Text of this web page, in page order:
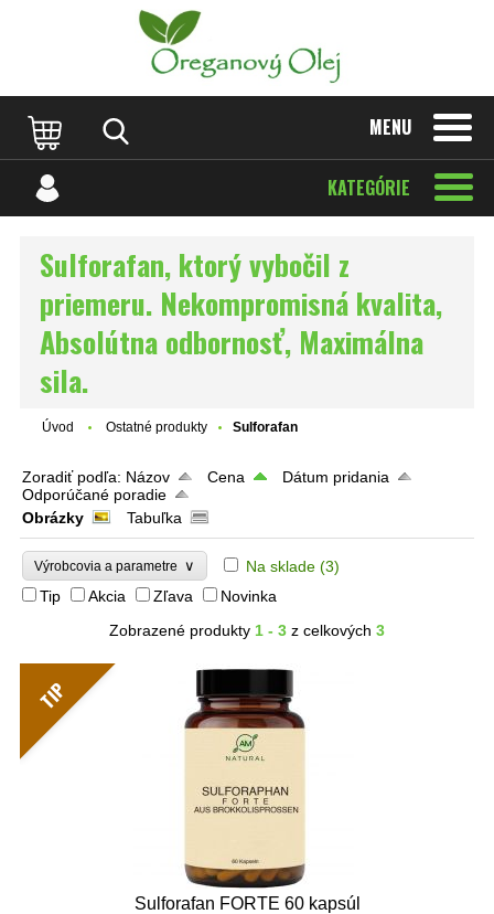
MENU
KATEGÓRIE
Sulforafan, ktorý vybočil z
priemeru. Nekompromisná kvalita,
Absolútna odbornosť, Maximálna
sila.
Úvod Ostatné produkty Sulforafan
Zoradiť podľa: Názov Cena
Dátum pridania
Odporúčané poradie
Obrázky
Tabuľka
Výrobcovia a parametre ∨ Na sklade (3)
Tip
Akcia Zľava
Novinka
Zobrazené produkty 1 - 3 z celkových 3
TIP
Sulforafan FORTE 60 kapsúl